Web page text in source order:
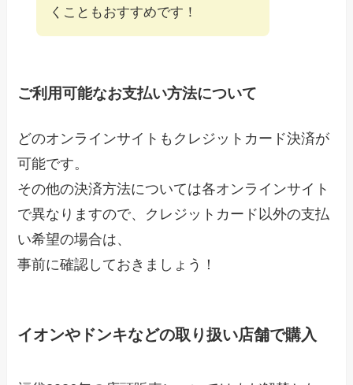
くこともおすすめです！
ご利用可能なお支払い方法について
どのオンラインサイトもクレジットカード決済が
可能です。
その他の決済方法については各オンラインサイト
で異なりますので、クレジットカード以外の支払
い希望の場合は、
事前に確認しておきましょう！
イオンやドンキなどの取り扱い店舗で購入